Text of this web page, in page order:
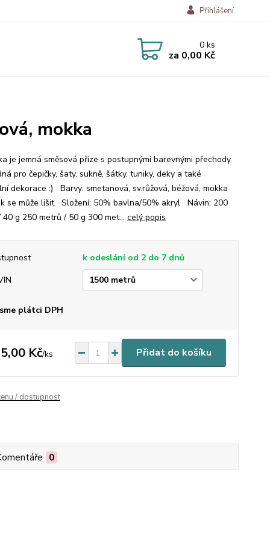
Přihlášení
0ks
za 0,00 Kč
mokka
je jemná směsová příze s postupnými barevnými přechody.
pro čepičky, šaty, sukně, šátky, tuniky, deky a také
dekorace :) Barvy: smetanová, sv.růžová, béžová, mokka
se může lišit Složení: 50% bavlna/50% akryl Návin: 200
40 g 250 metrů / 50 g 300 met... celý popis
k odeslání od 2 do 7 dnů
plátci DPH
Kč/ks Přidat do košíku
/ dostupnost
0